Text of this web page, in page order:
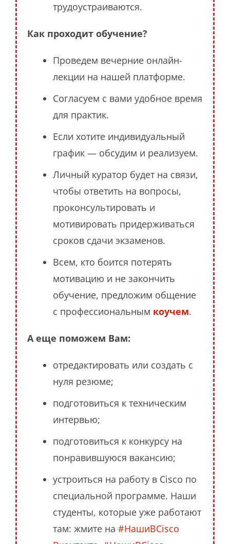
трудоустраиваются.
Как проходит обучение?
Проведем вечерние онлайн-
лекции на нашей платформе.
Согласуем с вами удобное время
для практик.
Если хотите индивидуальный
график — обсудим и реализуем.
Личный куратор будет на связи,
чтобы ответить на вопросы,
проконсультировать и
мотивировать придерживаться
сроков сдачи экзаменов.
Всем, кто боится потерять
мотивацию и не закончить
обучение, предложим общение
с профессиональным коучем.
А еще поможем Вам:
отредактировать или создать с
нуля резюме;
подготовиться к техническим
интервью;
подготовиться к конкурсу на
понравившуюся вакансию;
устроиться на работу в Cisco по
специальной программе. Наши
студенты, которые уже работают
там: жмите на #НашиВCisco